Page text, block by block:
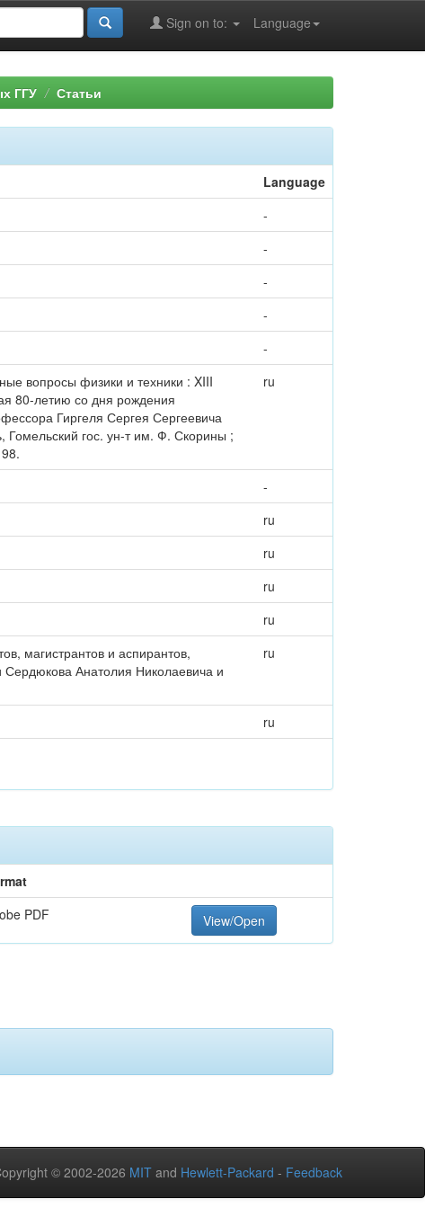
Language
Sign on to:
ГГУ Статьи
Language
-
-
-
-
-
вопросы физики и техники : XIII
80-летию со дня рождения
Гиргеля Сергея Сергеевича
Гомельский гос. ун-т им. Ф. Скорины ;
ru
-
ru
ru
ru
ru
магистрантов и аспирантов,
Анатолия Николаевича и
ru
ru
PDF View/Open
© 2002-2026 MIT and Hewlett-Packard - Feedback